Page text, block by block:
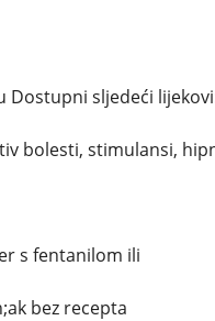
Dostupni sljedeći
bolesti, stimulansi,
s fentanilom ili
bez recepta